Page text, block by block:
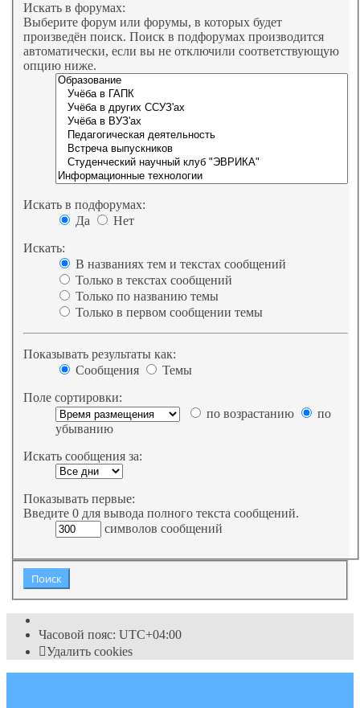
Искать в форумах:
Выберите форум или форумы, в которых будет
произведён поиск. Поиск в подфорумах производится
автоматически, если вы не отключили соответствующую
опцию ниже.
Искать в подфорумах:
Да
Нет
Искать:
В названиях тем и текстах сообщений
Только в текстах сообщений
Только по названию темы
Только в первом сообщении темы
Показывать результаты как:
Сообщения
Темы
Поле сортировки:
по возрастанию
по
убыванию
Искать сообщения за:
Показывать первые:
Введите 0 для вывода полного текста сообщений.
символов сообщений
Часовой пояс: UTC+04:00
Удалить cookies